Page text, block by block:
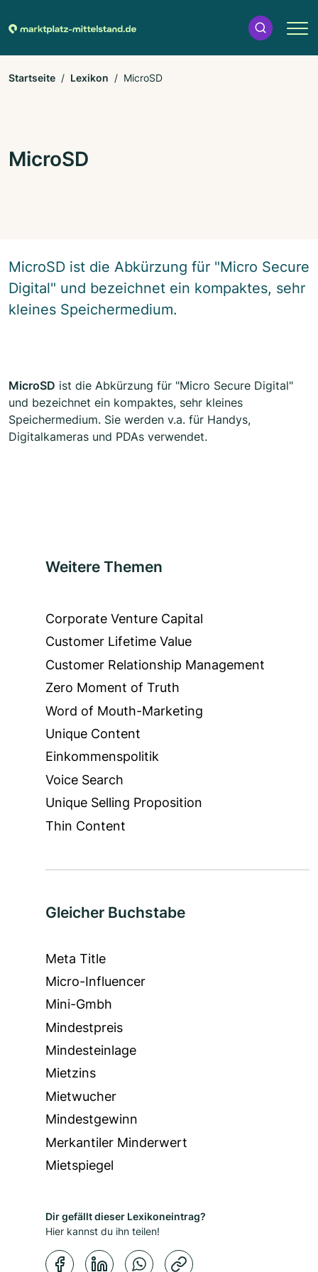
Startseite Lexikon MicroSD
MicroSD
MicroSD ist die Abkürzung für "Micro Secure
Digital" und bezeichnet ein kompaktes, sehr
kleines Speichermedium.
MicroSD ist die Abkürzung für "Micro Secure Digital"
und bezeichnet ein kompaktes, sehr kleines
Speichermedium. Sie werden v.a. für Handys,
Digitalkameras und PDAs verwendet.
Weitere Themen
Corporate Venture Capital
Customer Lifetime Value
Customer Relationship Management
Zero Moment of Truth
Word of Mouth-Marketing
Unique Content
Einkommenspolitik
Voice Search
Unique Selling Proposition
Thin Content
Gleicher Buchstabe
Meta Title
Micro-Influencer
Mini-Gmbh
Mindestpreis
Mindesteinlage
Mietzins
Mietwucher
Mindestgewinn
Merkantiler Minderwert
Mietspiegel
Dir gefällt dieser Lexikoneintrag?
Hier kannst du ihn teilen!